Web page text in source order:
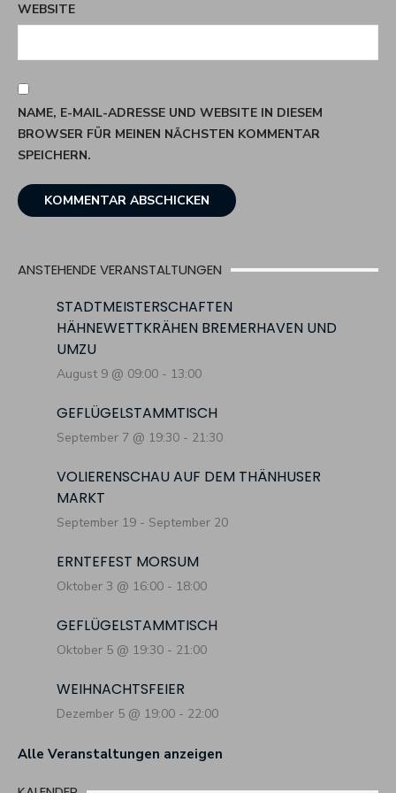
WEBSITE
NAME, E-MAIL-ADRESSE UND WEBSITE IN DIESEM
BROWSER FÜR MEINEN NÄCHSTEN KOMMENTAR
SPEICHERN.
ANSTEHENDE VERANSTALTUNGEN
STADTMEISTERSCHAFTEN
HÄHNEWETTKRÄHEN BREMERHAVEN UND
UMZU
August 9 @ 09:00 - 13:00
GEFLÜGELSTAMMTISCH
September 7 @ 19:30 - 21:30
VOLIERENSCHAU AUF DEM THÄNHUSER
MARKT
September 19 - September 20
ERNTEFEST MORSUM
Oktober 3 @ 16:00 - 18:00
GEFLÜGELSTAMMTISCH
Oktober 5 @ 19:30 - 21:00
WEIHNACHTSFEIER
Dezember 5 @ 19:00 - 22:00
Alle Veranstaltungen anzeigen